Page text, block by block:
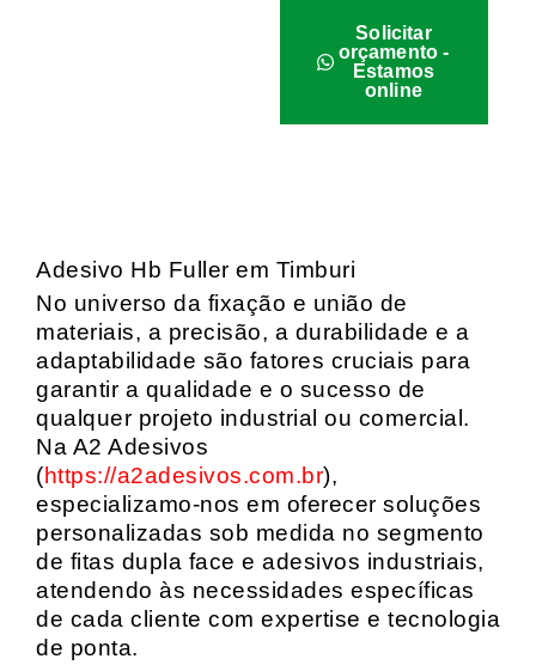
Solicitar
orçamento -
Estamos
online
Adesivo Hb Fuller em Timburi
No universo da fixação e união de
materiais, a precisão, a durabilidade e a
adaptabilidade são fatores cruciais para
garantir a qualidade e o sucesso de
qualquer projeto industrial ou comercial.
Na A2 Adesivos
(https://a2adesivos.com.br),
especializamo-nos em oferecer soluções
personalizadas sob medida no segmento
de fitas dupla face e adesivos industriais,
atendendo às necessidades específicas
de cada cliente com expertise e tecnologia
de ponta.